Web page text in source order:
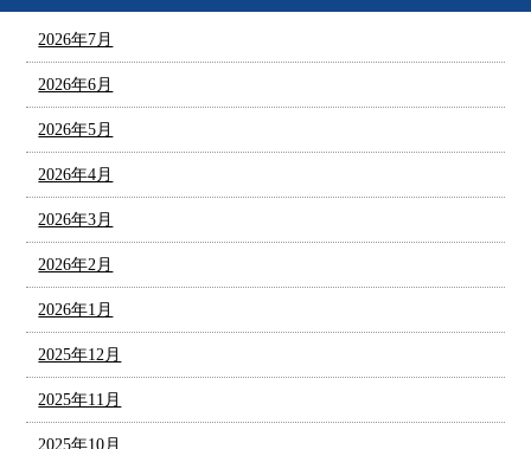
2026年7月
2026年6月
2026年5月
2026年4月
2026年3月
2026年2月
2026年1月
2025年12月
2025年11月
2025年10月